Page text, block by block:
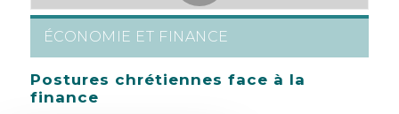
ÉCONOMIE ET FINANCE
Postures chrétiennes face à la
finance